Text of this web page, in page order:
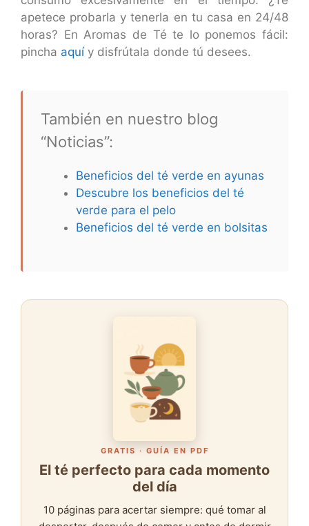
apetece probarla y tenerla en tu casa en 24/48
horas? En Aromas de Té te lo ponemos fácil:
pincha aquí y disfrútala donde tú desees.
También en nuestro blog
“Noticias”:
Beneficios del té verde en ayunas
Descubre los beneficios del té
verde para el pelo
Beneficios del té verde en bolsitas
GRATIS · GUÍA EN PDF
El té perfecto para cada momento
del día
10 páginas para acertar siempre: qué tomar al